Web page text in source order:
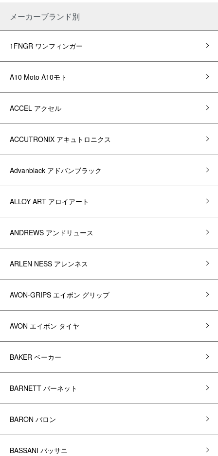
メーカーブランド別
1FNGR ワンフィンガー
A10 Moto A10モト
ACCEL アクセル
ACCUTRONIX アキュトロニクス
Advanblack アドバンブラック
ALLOY ART アロイアート
ANDREWS アンドリュース
ARLEN NESS アレンネス
AVON-GRIPS エイボン グリップ
AVON エイボン タイヤ
BAKER ベーカー
BARNETT バーネット
BARON バロン
BASSANI バッサニ